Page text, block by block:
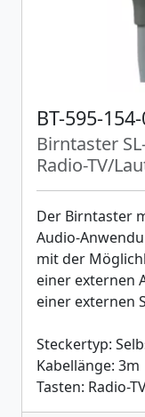
BT-595-
Birntaster
Radio-TV/
Der Birntaster
Audio-
mit der
einer externen
einer externen
Steckertyp:
Kabellänge: 3m
Tasten: Radio-